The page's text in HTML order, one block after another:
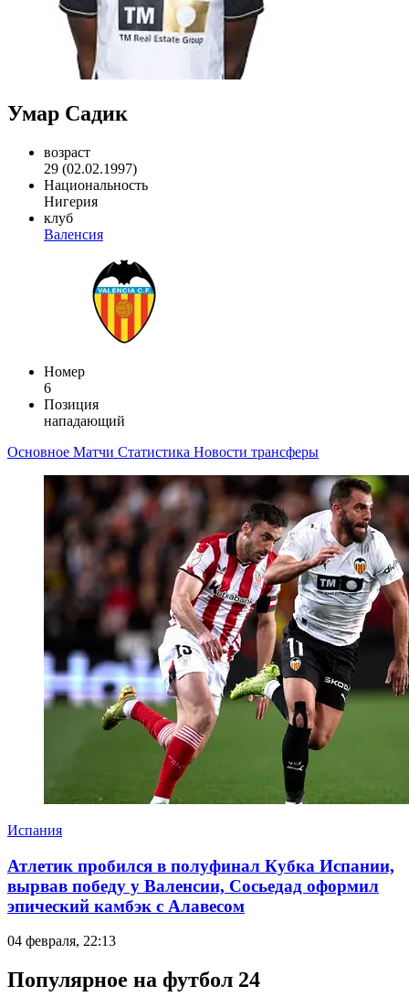
Умар Садик
возраст
29 (02.02.1997)
Национальность
Нигерия
клуб
Валенсия
Номер
6
Позиция
нападающий
Основное Матчи Статистика Новости трансферы
Испания
Атлетик пробился в полуфинал Кубка Испании,
вырвав победу у Валенсии, Сосьедад оформил
эпический камбэк с Алавесом
04 февраля, 22:13
Популярное на футбол 24